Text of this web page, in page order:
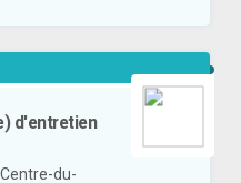
d'entretien
du-